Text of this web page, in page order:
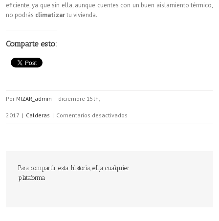
eficiente, ya que sin ella, aunque cuentes con un buen aislamiento térmico,
no podrás climatizartu vivienda.
Comparte esto:
Por MIZAR_admin | diciembre 15th,
2017 | Calderas | Comentarios desactivados
Para compartir esta historia, elija cualquier
plataforma